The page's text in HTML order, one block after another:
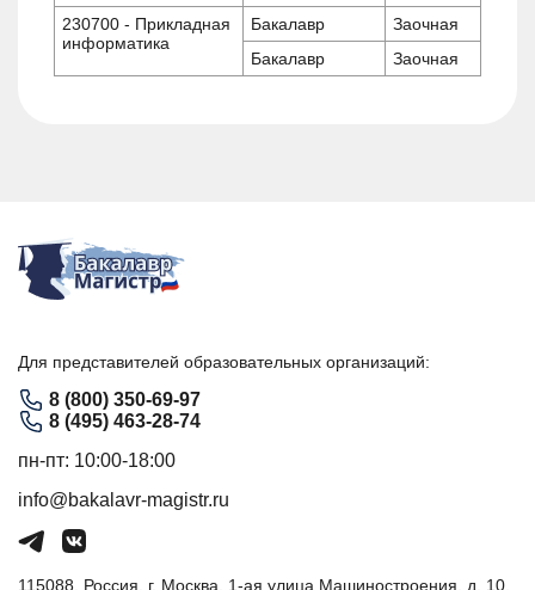
230700 - Прикладная
информатика
Бакалавр
Заочная
Бакалавр
Заочная
Для представителей образовательных организаций:
8 (800) 350-69-97
8 (495) 463-28-74
пн-пт: 10:00-18:00
info@bakalavr-magistr.ru
115088, Россия, г. Москва, 1-ая улица Машиностроения, д. 10,